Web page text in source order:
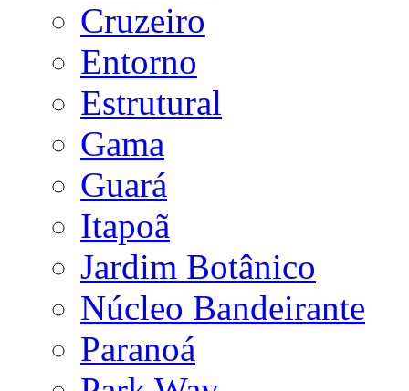
Cruzeiro
Entorno
Estrutural
Gama
Guará
Itapoã
Jardim Botânico
Núcleo Bandeirante
Paranoá